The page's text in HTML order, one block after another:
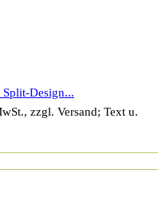
Design...
zzgl. Versand; Text u.